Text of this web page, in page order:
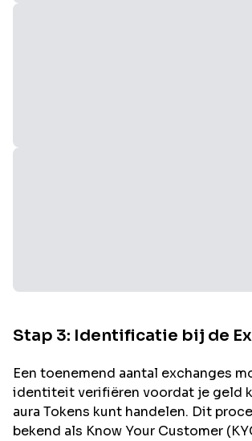
Stap 3: Identificatie bij de
Een toenemend aantal exchanges
identiteit verifiëren voordat je geld
aura Tokens kunt handelen. Dit
bekend als Know Your Customer